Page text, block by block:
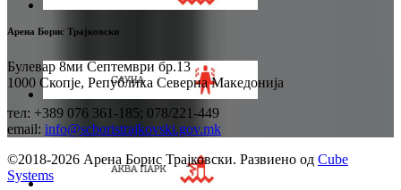
Арена Борис Трајковски
Булевар 8ми Септември бр.13
1000 Скопје, Република Северна Македонија
тел: +389 076 361-185; 078/221-449
email: info@scboristrajkovski.gov.mk
©2018-2026 Арена Борис Трајковски. Развиено од Cube
Systems